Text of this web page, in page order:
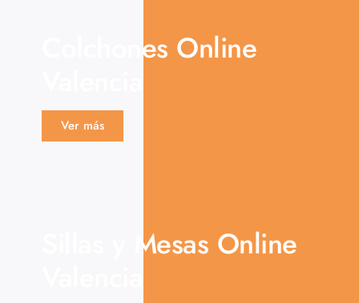
Colchones Online
Ver más
Sillas y Mesas Online